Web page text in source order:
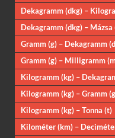
Dekagramm (dkg) –
Dekagramm (dkg) – Mázsa
Gramm (g) – Dekagramm
Gramm (g) – Milligramm
Kilogramm (kg) –
Kilogramm (kg) – Gramm
Kilogramm (kg) – Tonna (t)
Kilométer (km) –